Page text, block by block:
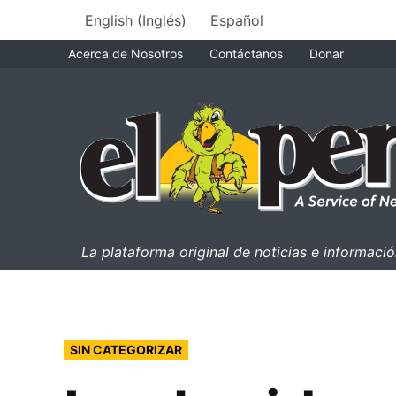
al
English (Inglés) Español
Acerca de Nosotros Contáctanos Donar
el perico
La plataforma original de noticias e
PUBLICADO
EN
SIN CATEGORIZAR